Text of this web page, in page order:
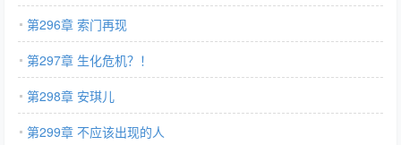
第296章 索门再现
第297章 生化危机？！
第298章 安琪儿
第299章 不应该出现的人